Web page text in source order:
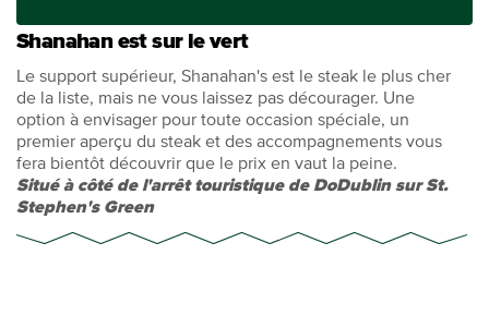
Shanahan est sur le vert
Le support supérieur, Shanahan's est le steak le plus cher
de la liste, mais ne vous laissez pas décourager. Une
option à envisager pour toute occasion spéciale, un
premier aperçu du steak et des accompagnements vous
fera bientôt découvrir que le prix en vaut la peine.
Situé à côté de l'arrêt touristique de DoDublin sur St.
Stephen's Green